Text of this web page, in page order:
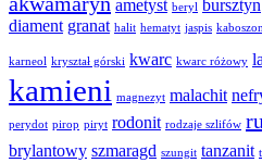
ametyst beryl bursztyn
diament granat halit hematyt jaspis kaboszon
karneol kryształ górski kwarc kwarc różowy
kamieni magnezyt malachit
perydot pirop piryt rodonit rodzaje szlifów
brylantowy szmaragd szungit tanzanit